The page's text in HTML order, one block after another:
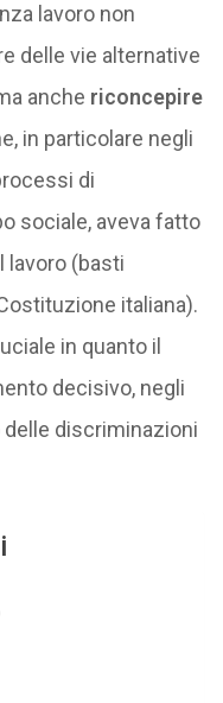
lavoro non
delle vie alternative
anche riconcepire
in particolare negli
di
sociale, aveva fatto
lavoro (basti
italiana).
in quanto il
decisivo, negli
discriminazioni